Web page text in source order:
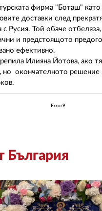
фирма "Боташ"
доставки след
Русия. Той обаче
и предстоящото
ефективно.
Илияна Йотова, ако
но окончателното решение
Error9
България